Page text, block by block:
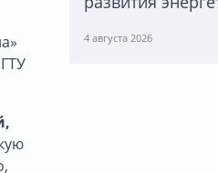
4 августа 2026